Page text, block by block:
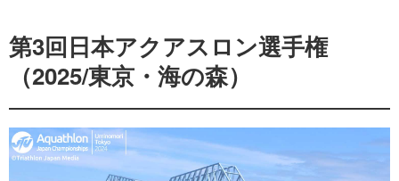
第3回日本アクアスロン選手権
（2025/東京・海の森）